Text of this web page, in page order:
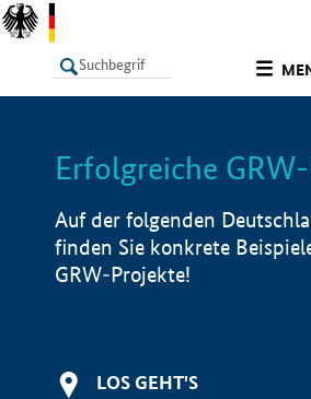
LISTE
Erfolgreiche
Auf der folgenden
finden Sie konkrete
GRW-Projekte!
LOS GEHT'S